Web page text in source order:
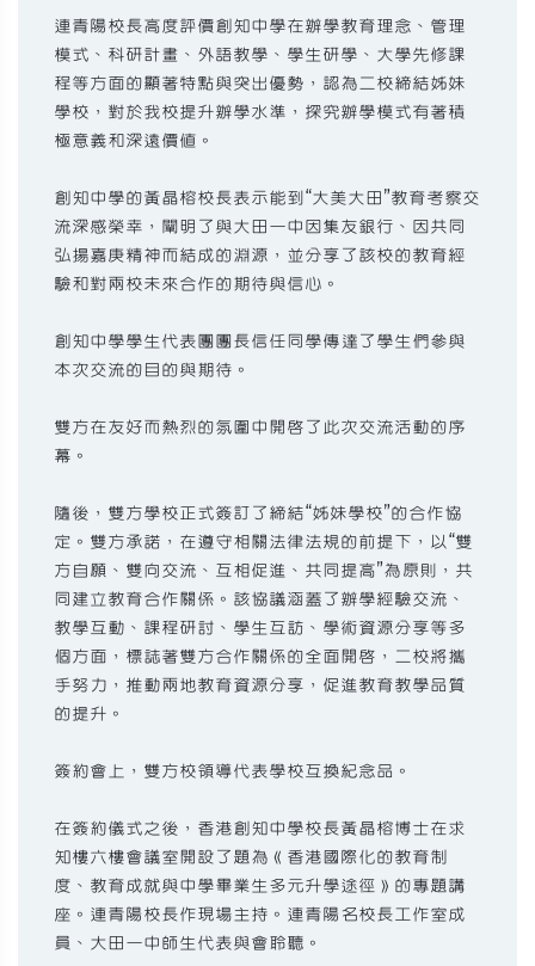
連青陽校長高度評價創知中學在辦學教育理念、管理
模式、科研計畫、外語教學、學生研學、大學先修課
程等方面的顯著特點與突出優勢，認為二校締結姊妹
學校，對於我校提升辦學水準，探究辦學模式有著積
極意義和深遠價值。
創知中學的黃晶榕校長表示能到“大美大田”教育考察交
流深感榮幸，闡明了與大田一中因集友銀行、因共同
弘揚嘉庚精神而結成的淵源，並分享了該校的教育經
驗和對兩校未來合作的期待與信心。
創知中學學生代表團團長信任同學傳達了學生們參與
本次交流的目的與期待。
雙方在友好而熱烈的氛圍中開啟了此次交流活動的序
幕。
隨後，雙方學校正式簽訂了締結“姊妹學校”的合作協
定。雙方承諾，在遵守相關法律法規的前提下，以“雙
方自願、雙向交流、互相促進、共同提高”為原則，共
同建立教育合作關係。該協議涵蓋了辦學經驗交流、
教學互動、課程研討、學生互訪、學術資源分享等多
個方面，標誌著雙方合作關係的全面開啟，二校將攜
手努力，推動兩地教育資源分享，促進教育教學品質
的提升。
簽約會上，雙方校領導代表學校互換紀念品。
在簽約儀式之後，香港創知中學校長黃晶榕博士在求
知樓六樓會議室開設了題為《香港國際化的教育制
度、教育成就與中學畢業生多元升學途徑》的專題講
座。連青陽校長作現場主持。連青陽名校長工作室成
員、大田一中師生代表與會聆聽。